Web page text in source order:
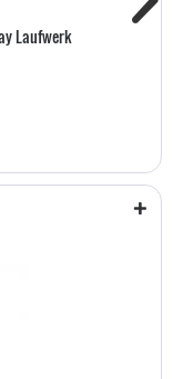
Laufwerk